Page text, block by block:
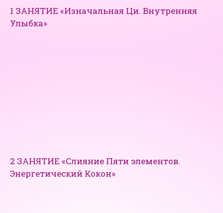
1 ЗАНЯТИЕ «Изначальная Ци. Внутренняя
Улыбка»
2 ЗАНЯТИЕ «Слияние Пяти элементов.
Энергетический Кокон»